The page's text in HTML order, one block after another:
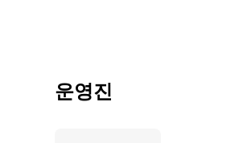
운영진